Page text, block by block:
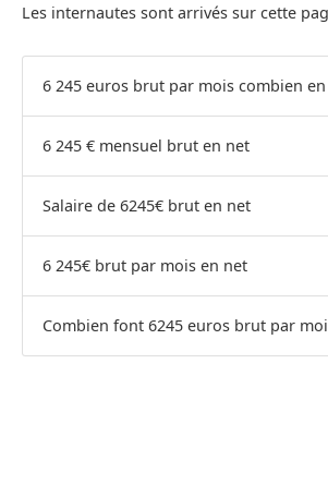
Les internautes sont arrivés sur cette
6 245 euros brut par mois combien
6 245 € mensuel brut en net
Salaire de 6245€ brut en net
6 245€ brut par mois en net
Combien font 6245 euros brut par